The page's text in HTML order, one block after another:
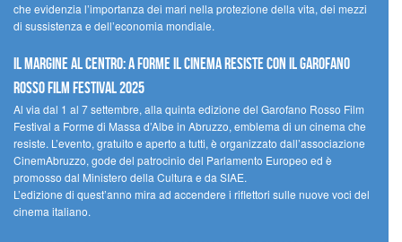
che evidenzia l’importanza dei mari nella protezione della vita, dei mezzi
di sussistenza e dell’economia mondiale.
Il margine al centro: a Forme il cinema resiste con il Garofano
Rosso Film Festival 2025
Al via dal 1 al 7 settembre, alla quinta edizione del Garofano Rosso Film
Festival a Forme di Massa d’Albe in Abruzzo, emblema di un cinema che
resiste. L’evento, gratuito e aperto a tutti, è organizzato dall’associazione
CinemAbruzzo, gode del patrocinio del Parlamento Europeo ed è
promosso dal Ministero della Cultura e da SIAE.
L’edizione di quest’anno mira ad accendere i riflettori sulle nuove voci del
cinema italiano.